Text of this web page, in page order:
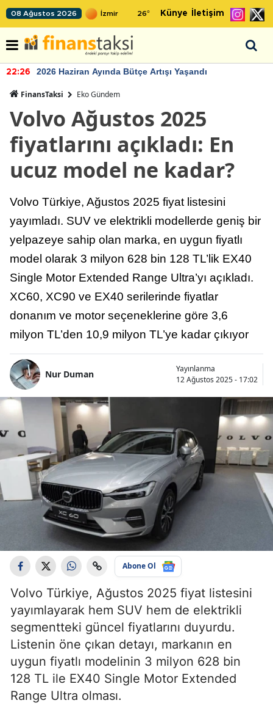
08 Ağustos 2026 26° Künye İletişim
22:26 2026 Haziran Ayında Bütçe Artışı Yaşandı
FinansTaksi Eko Gündem
Volvo Ağustos 2025
fiyatlarını açıkladı: En
ucuz model ne kadar?
Volvo Türkiye, Ağustos 2025 fiyat listesini
yayımladı. SUV ve elektrikli modellerde geniş bir
yelpazeye sahip olan marka, en uygun fiyatlı
model olarak 3 milyon 628 bin 128 TL’lik EX40
Single Motor Extended Range Ultra’yı açıkladı.
XC60, XC90 ve EX40 serilerinde fiyatlar
donanım ve motor seçeneklerine göre 3,6
milyon TL’den 10,9 milyon TL’ye kadar çıkıyor
Nur Duman
Yayınlanma
12 Ağustos 2025 - 17:02
Abone Ol
Volvo Türkiye, Ağustos 2025 fiyat listesini
yayımlayarak hem SUV hem de elektrikli
segmentteki güncel fiyatlarını duyurdu.
Listenin öne çıkan detayı, markanın en
uygun fiyatlı modelinin 3 milyon 628 bin
128 TL ile EX40 Single Motor Extended
Range Ultra olması.